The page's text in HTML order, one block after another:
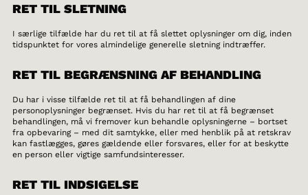
RET TIL SLETNING
I særlige tilfælde har du ret til at få slettet oplysninger om dig, inden
tidspunktet for vores almindelige generelle sletning indtræffer.
RET TIL BEGRÆNSNING AF BEHANDLING
Du har i visse tilfælde ret til at få behandlingen af dine
personoplysninger begrænset. Hvis du har ret til at få begrænset
behandlingen, må vi fremover kun behandle oplysningerne – bortset
fra opbevaring – med dit samtykke, eller med henblik på at retskrav
kan fastlægges, gøres gældende eller forsvares, eller for at beskytte
en person eller vigtige samfundsinteresser.
RET TIL INDSIGELSE